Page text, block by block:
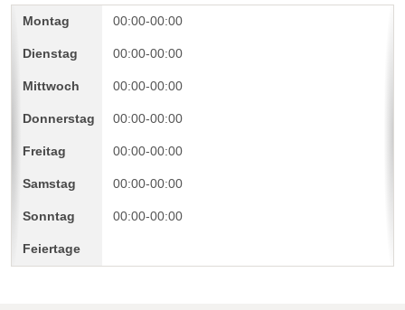
00:00-00:00
00:00-00:00
00:00-00:00
00:00-00:00
00:00-00:00
00:00-00:00
00:00-00:00